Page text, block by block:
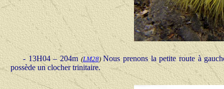
- 13H04 – 204m(LM28)Nous prenons la petite route à
possède un clocher trinitaire.